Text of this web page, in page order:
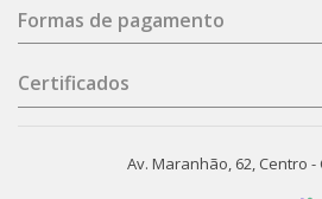
Formas de pagamento
Certificados
Av. Maranhão, 62, Centro -